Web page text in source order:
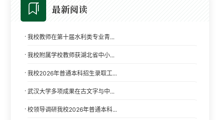
最新阅读
· 我校教师在第十届水利类专业青...
· 我校附属学校教师获湖北省中小...
· 我校2026年普通本科招生录取工...
· 武汉大学多项成果在古文字与中...
· 校领导调研我校2026年普通本科...